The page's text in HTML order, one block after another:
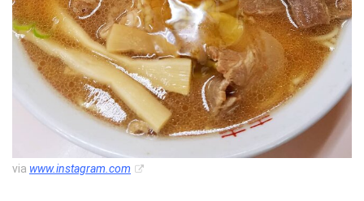
via www.instagram.com